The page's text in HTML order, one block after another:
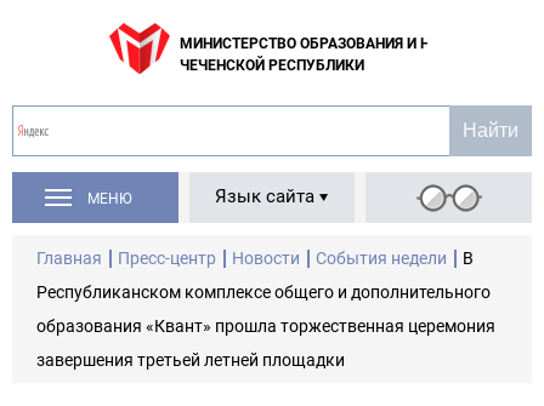
МИНИСТЕРСТВО ОБРАЗОВАНИЯ И НАУКИ
ЧЕЧЕНСКОЙ РЕСПУБЛИКИ
МЕНЮ Язык сайта
Главная Пресс-центр Новости События недели
В
Республиканском комплексе общего и дополнительного
образования «Квант» прошла торжественная церемония
завершения третьей летней площадки